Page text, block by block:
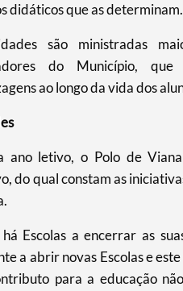
didáticos que as determinam.
são ministradas
do Município,
ao longo da vida dos
ano letivo, o Polo de
do qual constam as
Escolas a encerrar as
a abrir novas Escolas e
para a educação